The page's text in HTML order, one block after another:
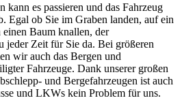
kann es passieren und das Fahrzeug
Egal ob Sie im Graben landen, auf ein
einen Baum knallen, der
jeder Zeit für Sie da. Bei größeren
wir auch das Bergen und
Fahrzeuge. Dank unserer großen
und Bergefahrzeugen ist auch
und LKWs kein Problem für uns.